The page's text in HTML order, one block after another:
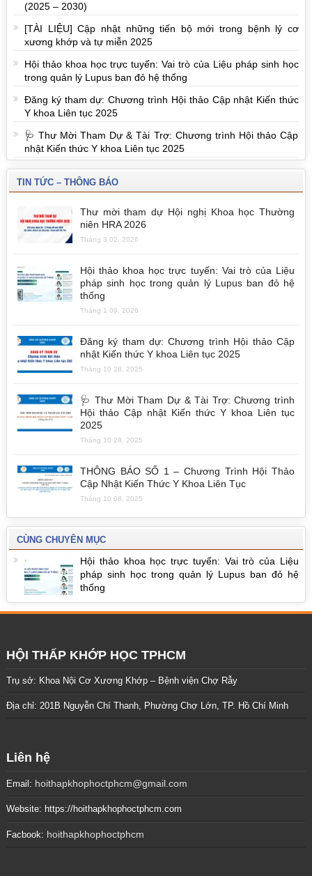
(2025 – 2030)
[TÀI LIỆU] Cập nhật những tiến bộ mới trong bệnh lý cơ
xương khớp và tự miễn 2025
Hội thảo khoa học trực tuyến: Vai trò của Liệu pháp sinh học
trong quản lý Lupus ban đỏ hệ thống
Đăng ký tham dự: Chương trình Hội thảo Cập nhật Kiến thức
Y khoa Liên tục 2025
🩺 Thư Mời Tham Dự & Tài Trợ: Chương trình Hội thảo Cập
nhật Kiến thức Y khoa Liên tục 2025
TIN TỨC – THÔNG BÁO
Thư mời tham dự Hội nghị Khoa học Thường
niên HRA 2026
Tháng 3 02, 2026
Hội thảo khoa học trực tuyến: Vai trò của Liệu
pháp sinh học trong quản lý Lupus ban đỏ hệ
thống
Tháng 1 09, 2026
Đăng ký tham dự: Chương trình Hội thảo Cập
nhật Kiến thức Y khoa Liên tục 2025
Tháng 10 28, 2025
🩺 Thư Mời Tham Dự & Tài Trợ: Chương trình
Hội thảo Cập nhật Kiến thức Y khoa Liên tục
2025
Tháng 10 28, 2025
THÔNG BÁO SỐ 1 – Chương Trình Hội Thảo
Cập Nhật Kiến Thức Y Khoa Liên Tục
Tháng 10 08, 2025
CÙNG CHUYÊN MỤC
Hội thảo khoa học trực tuyến: Vai trò của Liệu
pháp sinh học trong quản lý Lupus ban đỏ hệ
thống
HỘI THẤP KHỚP HỌC TPHCM
Trụ sở: Khoa Nội Cơ Xương Khớp – Bệnh viện Chợ Rẫy
Địa chỉ: 201B Nguyễn Chí Thanh, Phường Chợ Lớn, TP. Hồ Chí Minh
Liên hệ
Email: hoithapkhophoctphcm@gmail.com
Website: https://hoithapkhophoctphcm.com
Facbook: hoithapkhophoctphcm